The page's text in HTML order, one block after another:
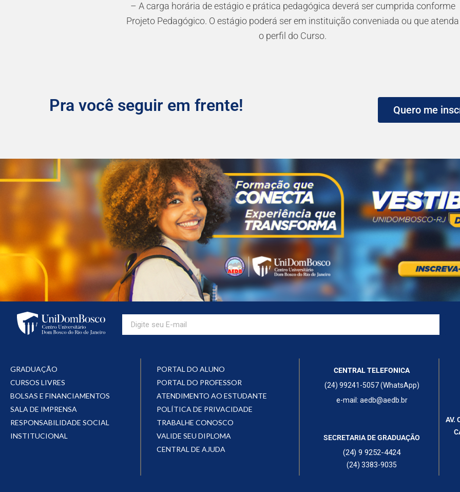
– A carga horária de estágio e prática pedagógica deverá ser cumprida conforme
Projeto Pedagógico. O estágio poderá ser em instituição conveniada ou que atenda
o perfil do Curso.
Pra você seguir em frente! Quero me
GRADUAÇÃO
CURSOS LIVRES
BOLSAS E FINANCIAMENTOS
SALA DE IMPRENSA
RESPONSABILIDADE SOCIAL
INSTITUCIONAL
PORTAL DO ALUNO
PORTAL DO PROFESSOR
ATENDIMENTO AO ESTUDANTE
POLÍTICA DE PRIVACIDADE
TRABALHE CONOSCO
VALIDE SEU DIPLOMA
CENTRAL DE AJUDA
CENTRAL TELEFONICA
(24) 99241-5057 (WhatsApp)
e-mail: aedb@aedb.br
SECRETARIA DE GRADUAÇÃO
(24) 9 9252-4424
(24) 3383-9035
AV.